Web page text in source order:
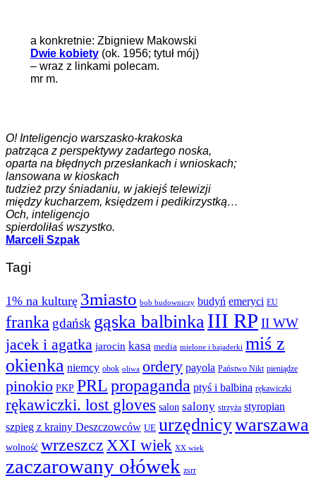
a konkretnie: Zbigniew Makowski
Dwie kobiety(ok. 1956; tytuł mój)
– wraz z linkami polecam.
mr m.
O! Inteligencjo warszasko-krakoska
patrząca z perspektywy zadartego noska,
oparta na błędnych przesłankach i wnioskach;
lansowana w kioskach
tudzież przy śniadaniu, w jakiejś telewizji
między kucharzem, księdzem i pedikirzystką…
Och, inteligencjo
spierdoliłaś wszystko.
Marceli Szpak
Tagi
1% na kulturę 3miasto bob budowniczy budyń emeryci EU
franka gdańsk gąska balbinka III RP II WW
jacek i agatka jarocin kasa media mielone i bajaderki miś z
okienka niemcy obok oliwa ordery payola Państwo Nikt pieniądze
pinokio PKP PRLpropaganda ptyś i balbina rękawiczki
rękawiczki. lost gloves salon salony strzyża styropian
szpieg z krainy Deszczowców UE urzędnicywarszawa
wolność wrzeszcz XXI wiek XX wiek
zaczarowany ołówek zsrr